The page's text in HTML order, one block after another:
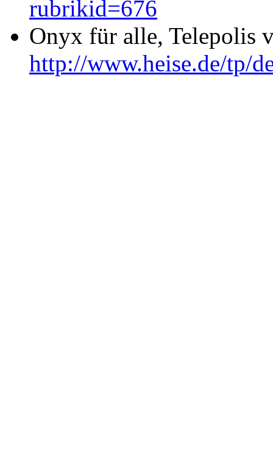
rubrikid=676
Onyx für alle, Telepolis
http://www.heise.de/tp/